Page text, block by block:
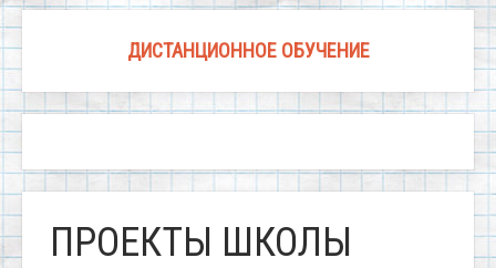
ДИСТАНЦИОННОЕ ОБУЧЕНИЕ
ПРОЕКТЫ ШКОЛЫ